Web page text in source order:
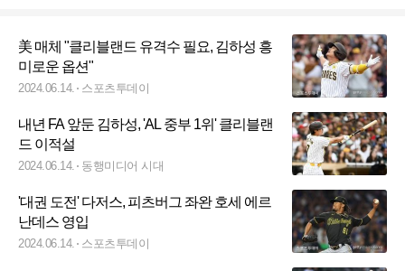
美 매체 "클리블랜드 유격수 필요, 김하성 흥
미로운 옵션"
2024.06.14. 스포츠투데이
내년 FA 앞둔 김하성, 'AL 중부 1위' 클리블랜
드 이적설
2024.06.14. 동행미디어 시대
'대권 도전' 다저스, 피츠버그 좌완 호세 에르
난데스 영입
2024.06.14. 스포츠투데이